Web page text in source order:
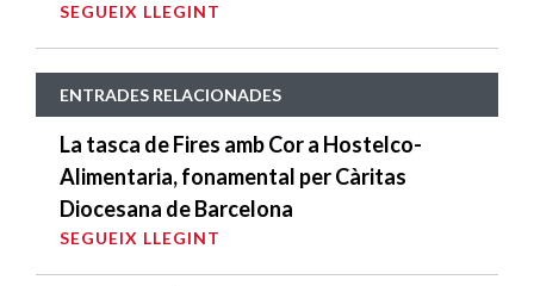
SEGUEIX LLEGINT
ENTRADES RELACIONADES
La tasca de Fires amb Cor a Hostelco-
Alimentaria, fonamental per Càritas
Diocesana de Barcelona
SEGUEIX LLEGINT